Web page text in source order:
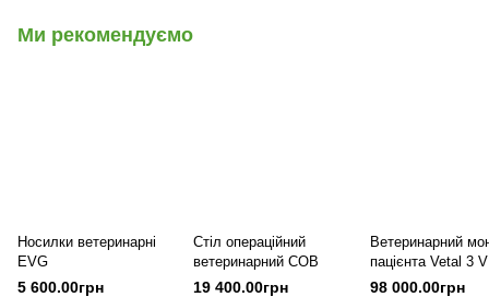
Ми рекомендуємо
Носилки ветеринарні
EVG
5 600.00грн
Стіл операційний
ветеринарний СОВ
19 400.00грн
Ветеринарний
пацієнта Vetal 3
CO2, Mindray
98 000.00грн